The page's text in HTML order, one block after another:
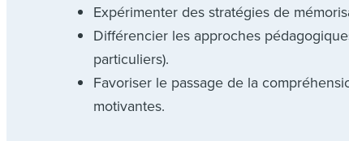
Expérimenter des stratégies de
Différencier les approches
particuliers).
Favoriser le passage de la
motivantes.